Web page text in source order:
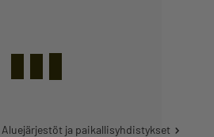
Aluejärjestöt ja paikallisyhdistykset